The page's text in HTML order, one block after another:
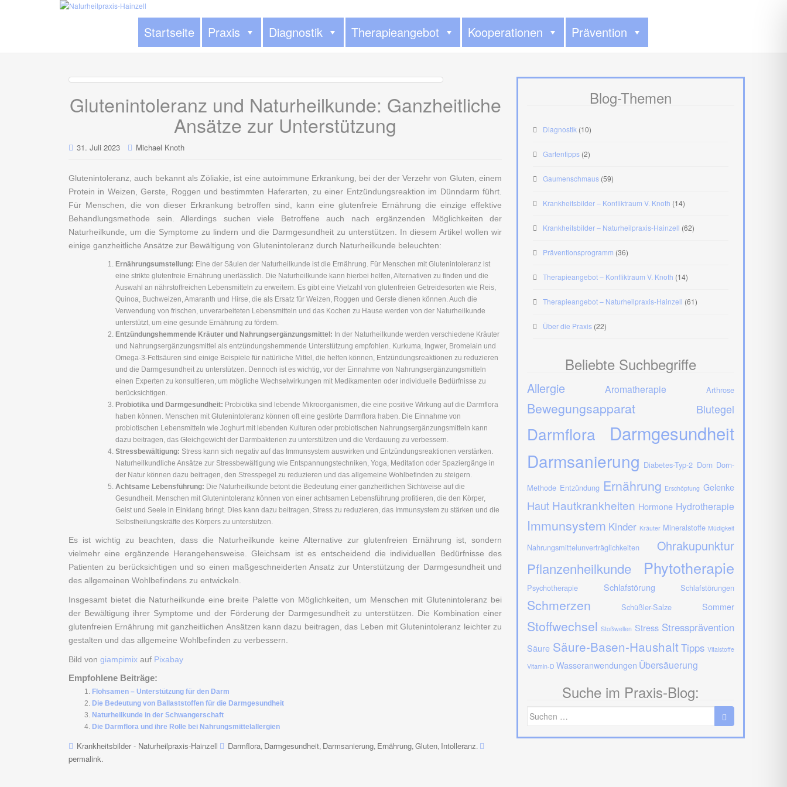
Startseite Praxis Diagnostik Therapieangebot Kooperationen Prävention
Glutenintoleranz und Naturheilkunde: Ganzheitliche
Ansätze zur Unterstützung
31. Juli 2023 Michael Knoth
Glutenintoleranz, auch bekannt als Zöliakie, ist eine autoimmune Erkrankung, bei der der Verzehr von Gluten, einem
Protein in Weizen, Gerste, Roggen und bestimmten Haferarten, zu einer Entzündungsreaktion im Dünndarm führt.
Für Menschen, die von dieser Erkrankung betroffen sind, kann eine glutenfreie Ernährung die einzige effektive
Behandlungsmethode sein. Allerdings suchen viele Betroffene auch nach ergänzenden Möglichkeiten der
Naturheilkunde, um die Symptome zu lindern und die Darmgesundheit zu unterstützen. In diesem Artikel wollen wir
einige ganzheitliche Ansätze zur Bewältigung von Glutenintoleranz durch Naturheilkunde beleuchten:
Ernährungsumstellung: Eine der Säulen der Naturheilkunde ist die Ernährung. Für Menschen mit Glutenintoleranz ist
eine strikte glutenfreie Ernährung unerlässlich. Die Naturheilkunde kann hierbei helfen, Alternativen zu finden und die
Auswahl an nährstoffreichen Lebensmitteln zu erweitern. Es gibt eine Vielzahl von glutenfreien Getreidesorten wie Reis,
Quinoa, Buchweizen, Amaranth und Hirse, die als Ersatz für Weizen, Roggen und Gerste dienen können. Auch die
Verwendung von frischen, unverarbeiteten Lebensmitteln und das Kochen zu Hause werden von der Naturheilkunde
unterstützt, um eine gesunde Ernährung zu fördern.
Entzündungshemmende Kräuter und Nahrungsergänzungsmittel: In der Naturheilkunde werden verschiedene Kräuter
und Nahrungsergänzungsmittel als entzündungshemmende Unterstützung empfohlen. Kurkuma, Ingwer, Bromelain und
Omega-3-Fettsäuren sind einige Beispiele für natürliche Mittel, die helfen können, Entzündungsreaktionen zu reduzieren
und die Darmgesundheit zu unterstützen. Dennoch ist es wichtig, vor der Einnahme von Nahrungsergänzungsmitteln
einen Experten zu konsultieren, um mögliche Wechselwirkungen mit Medikamenten oder individuelle Bedürfnisse zu
berücksichtigen.
Probiotika und Darmgesundheit: Probiotika sind lebende Mikroorganismen, die eine positive Wirkung auf die Darmflora
haben können. Menschen mit Glutenintoleranz können oft eine gestörte Darmflora haben. Die Einnahme von
probiotischen Lebensmitteln wie Joghurt mit lebenden Kulturen oder probiotischen Nahrungsergänzungsmitteln kann
dazu beitragen, das Gleichgewicht der Darmbakterien zu unterstützen und die Verdauung zu verbessern.
Stressbewältigung: Stress kann sich negativ auf das Immunsystem auswirken und Entzündungsreaktionen verstärken.
Naturheilkundliche Ansätze zur Stressbewältigung wie Entspannungstechniken, Yoga, Meditation oder Spaziergänge in
der Natur können dazu beitragen, den Stresspegel zu reduzieren und das allgemeine Wohlbefinden zu steigern.
Achtsame Lebensführung: Die Naturheilkunde betont die Bedeutung einer ganzheitlichen Sichtweise auf die
Gesundheit. Menschen mit Glutenintoleranz können von einer achtsamen Lebensführung profitieren, die den Körper,
Geist und Seele in Einklang bringt. Dies kann dazu beitragen, Stress zu reduzieren, das Immunsystem zu stärken und die
Selbstheilungskräfte des Körpers zu unterstützen.
Es ist wichtig zu beachten, dass die Naturheilkunde keine Alternative zur glutenfreien Ernährung ist, sondern
vielmehr eine ergänzende Herangehensweise. Gleichsam ist es entscheidend die individuellen Bedürfnisse des
Patienten zu berücksichtigen und so einen maßgeschneiderten Ansatz zur Unterstützung der Darmgesundheit und
des allgemeinen Wohlbefindens zu entwickeln.
Insgesamt bietet die Naturheilkunde eine breite Palette von Möglichkeiten, um Menschen mit Glutenintoleranz bei
der Bewältigung ihrer Symptome und der Förderung der Darmgesundheit zu unterstützen. Die Kombination einer
glutenfreien Ernährung mit ganzheitlichen Ansätzen kann dazu beitragen, das Leben mit Glutenintoleranz leichter zu
gestalten und das allgemeine Wohlbefinden zu verbessern.
Bild von giampimix auf Pixabay
Empfohlene Beiträge:
Flohsamen – Unterstützung für den Darm
Die Bedeutung von Ballaststoffen für die Darmgesundheit
Naturheilkunde in der Schwangerschaft
Die Darmflora und ihre Rolle bei Nahrungsmittelallergien
Krankheitsbilder - Naturheilpraxis-Hainzell Darmflora, Darmgesundheit, Darmsanierung, Ernährung, Gluten, Intolleranz.
permalink.
Blog-Themen
Diagnostik (10)
Gartentipps (2)
Gaumenschmaus (59)
Krankheitsbilder – Konfliktraum V. Knoth (14)
Krankheitsbilder – Naturheilpraxis-Hainzell (62)
Präventionsprogramm (36)
Therapieangebot – Konfliktraum V. Knoth (14)
Therapieangebot – Naturheilpraxis-Hainzell (61)
Über die Praxis (22)
Beliebte Suchbegriffe
Allergie Aromatherapie Arthrose
Bewegungsapparat Blutegel
Darmflora Darmgesundheit
Darmsanierung Diabetes-Typ-2 Dorn Dorn-
Methode Entzündung Ernährung Erschöpfung Gelenke
Haut Hautkrankheiten Hormone Hydrotherapie
Immunsystem Kinder Kräuter Mineralstoffe Müdigkeit
Nahrungsmittelunverträglichkeiten Ohrakupunktur
Pflanzenheilkunde Phytotherapie
Psychotherapie Schlafstörung Schlafstörungen
Schmerzen Schüßler-Salze Sommer
Stoffwechsel Stoßwellen Stress Stressprävention
Säure Säure-Basen-HaushaltTipps Vitalstoffe
Vitamin-D Wasseranwendungen Übersäuerung
Suche im Praxis-Blog:
Suche
nach: